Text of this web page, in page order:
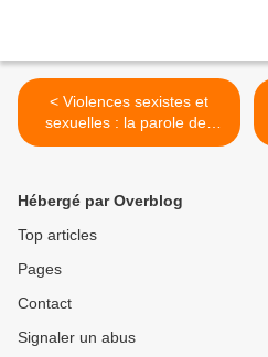
< Violences sexistes et
sexuelles : la parole des
agentes se libère. Appel à
Hébergé par Overblog
Top articles
Pages
Contact
Signaler un abus